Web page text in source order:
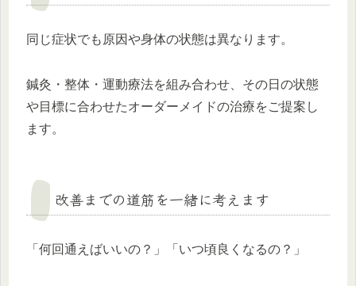
同じ症状でも原因や身体の状態は異なります。
鍼灸・整体・運動療法を組み合わせ、その日の状態
や目標に合わせたオーダーメイドの治療をご提案し
ます。
改善までの道筋を一緒に考えます
「何回通えばいいの？」「いつ頃良くなるの？」